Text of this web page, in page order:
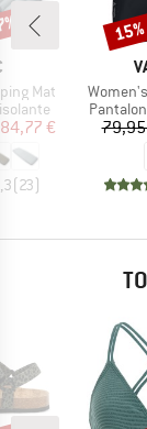
Mat
ridotto
84,77 €
(23)
Articolo
Gruppo
15%